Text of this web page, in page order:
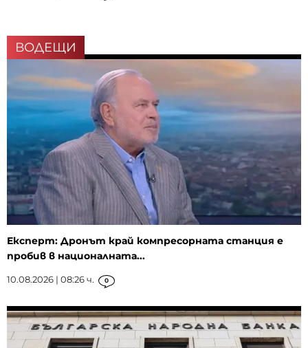
ВОДЕЩИ
Експерт: Дронът край компресорната станция е
пробив в националната...
10.08.2026 | 08:26 ч. 0